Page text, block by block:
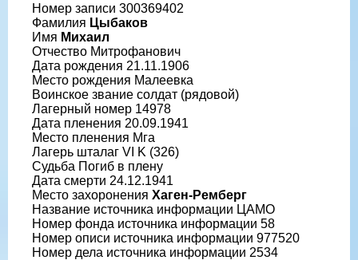
Номер записи 300369402
Фамилия Цыбаков
Имя Михаил
Отчество Митрофанович
Дата рождения 21.11.1906
Место рождения Малеевка
Воинское звание солдат (рядовой)
Лагерный номер 14978
Дата пленения 20.09.1941
Место пленения Мга
Лагерь шталаг VI K (326)
Судьба Погиб в плену
Дата смерти 24.12.1941
Место захоронения Хаген-Ремберг
Название источника информации ЦАМО
Номер фонда источника информации 58
Номер описи источника информации 977520
Номер дела источника информации 2534